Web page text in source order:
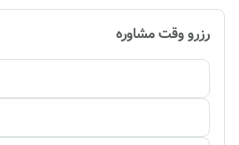
رزرو وقت مشاوره